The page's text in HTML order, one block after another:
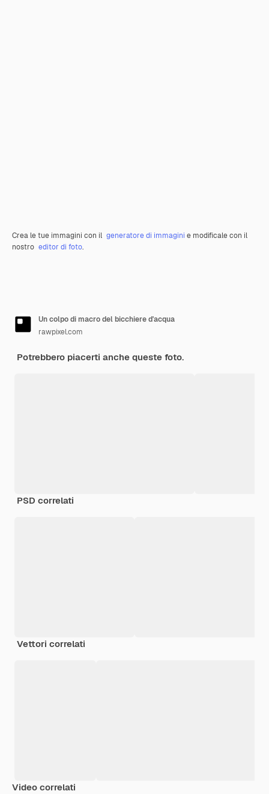
Crea le tue immagini con il generatore di immagini e modificale con il
nostro editor di foto.
Un colpo di macro del bicchiere d'acqua
rawpixel.com
Potrebbero piacerti anche queste foto.
PSD correlati
Vettori correlati
Video correlati